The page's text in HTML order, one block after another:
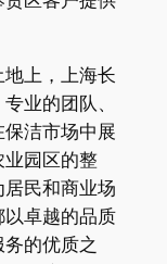
上，上海长
业的团队、
洁市场中展
园区的整
民和商业场
卓越的品质
的优质之